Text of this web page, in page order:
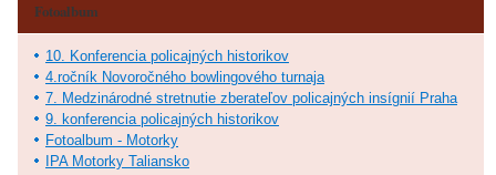
Fotoalbum
10. Konferencia policajných historikov
4.ročník Novoročného bowlingového turnaja
7. Medzinárodné stretnutie zberateľov policajných insígnií Praha
9. konferencia policajných historikov
Fotoalbum - Motorky
IPA Motorky Taliansko